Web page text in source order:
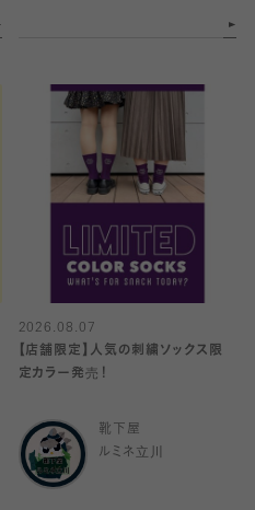
2026.08.07
【店舗限定】人気の刺繍ソックス限
定カラー発売！
靴下屋
ルミネ立川